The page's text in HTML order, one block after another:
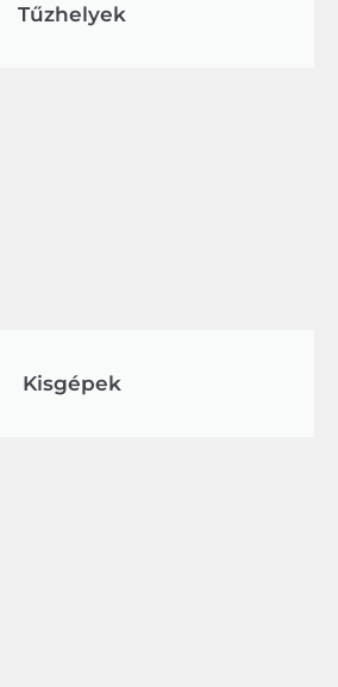
Tűzhelyek
Kisgépek